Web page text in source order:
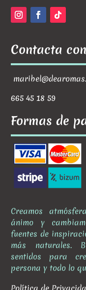
Contacta
665 45 18 59
Formas de
Creamos
ánimo y
fuentes de
más naturales.
sentidos para
persona y todo lo